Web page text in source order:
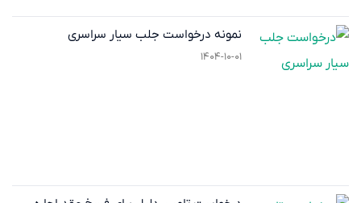
نمونه درخواست جلب سیار سراسری
۱۴۰۴-۱۰-۰۱